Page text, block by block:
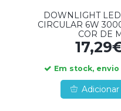
DOWNLIGHT
CIRCULAR 6W
COR DE
Em stock,